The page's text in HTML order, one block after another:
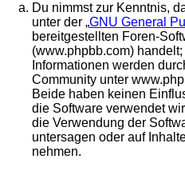
Du nimmst zur Kenntnis,
unter der „GNU General
bereitgestellten Foren-
(www.phpbb.com)
Informationen werden
Community unter
Beide haben keinen
die Software verwendet
die Verwendung der
untersagen oder auf
nehmen.